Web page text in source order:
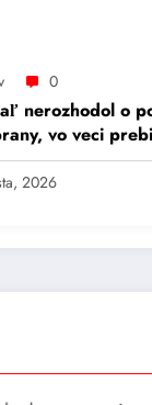
0
nerozhodol o
vo veci
2026